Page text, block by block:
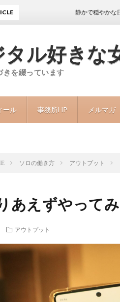
ル好きな
きを綴っています
ール 事務所HP メルマガ
静かで穏やかな日々が続く
ソロの働き方 アウトプット
あえずやって
アウトプット